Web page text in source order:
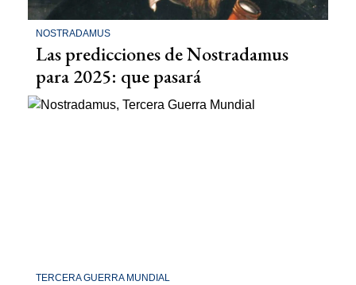
NOSTRADAMUS
Las predicciones de Nostradamus
para 2025: que pasará
TERCERA GUERRA MUNDIAL